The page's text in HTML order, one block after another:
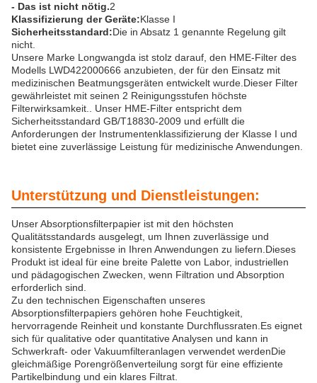
- Das ist nicht nötig.2
Klassifizierung der Geräte:Klasse I
Sicherheitsstandard:Die in Absatz 1 genannte Regelung gilt
nicht.
Unsere Marke Longwangda ist stolz darauf, den HME-Filter des
Modells LWD422000666 anzubieten, der für den Einsatz mit
medizinischen Beatmungsgeräten entwickelt wurde.Dieser Filter
gewährleistet mit seinen 2 Reinigungsstufen höchste
Filterwirksamkeit.. Unser HME-Filter entspricht dem
Sicherheitsstandard GB/T18830-2009 und erfüllt die
Anforderungen der Instrumentenklassifizierung der Klasse I und
bietet eine zuverlässige Leistung für medizinische Anwendungen.
Unterstützung und Dienstleistungen:
Unser Absorptionsfilterpapier ist mit den höchsten
Qualitätsstandards ausgelegt, um Ihnen zuverlässige und
konsistente Ergebnisse in Ihren Anwendungen zu liefern.Dieses
Produkt ist ideal für eine breite Palette von Labor, industriellen
und pädagogischen Zwecken, wenn Filtration und Absorption
erforderlich sind.
Zu den technischen Eigenschaften unseres
Absorptionsfilterpapiers gehören hohe Feuchtigkeit,
hervorragende Reinheit und konstante Durchflussraten.Es eignet
sich für qualitative oder quantitative Analysen und kann in
Schwerkraft- oder Vakuumfilteranlagen verwendet werdenDie
gleichmäßige Porengrößenverteilung sorgt für eine effiziente
Partikelbindung und ein klares Filtrat.